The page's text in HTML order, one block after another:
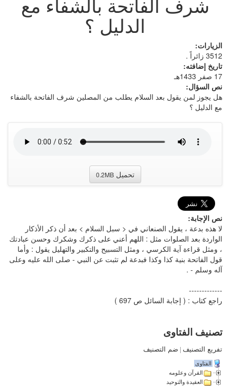
الدليل ؟
الزيارات:
3512 زائراً .
تاريخ إضافته:
17 صفر 1433هـ
نص السؤال:
هل يجوز لمن يقول بعد السلام يطلب من المصلين شرف الفاتحة بالشفاء
مع الدليل ؟
تحميل0.2MB
نص الإجابة:
لا هذه بدعة ، يقول الصنعاني في < سبل السلام > بعد أن ذكر الأذكار
الواردة بعد الصلوات مثل : اللهم أعني على ذكرك وشكرك وحسن عبادتك
، ومثل قراءة آية الكرسي ، ومثل التسبيح والتكبير والتهليل يقول : وأما
قول الفاتحة بنية كذا وكذا فبدعة لم تثبت عن النبي - صلى الله عليه وعلى
آله وسلم - .
-------------
راجع كتاب : ( إجابة السائل ص 697 )
تصنيف الفتاوى
تفريع التصنيف | ضم التصنيف
الفتاوى
القرآن وعلومه
العقيدة والتوحيد